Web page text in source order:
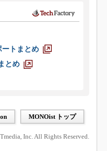
ートまとめ
とめ
MONOist トップ
Inc. All Rights Reserved.